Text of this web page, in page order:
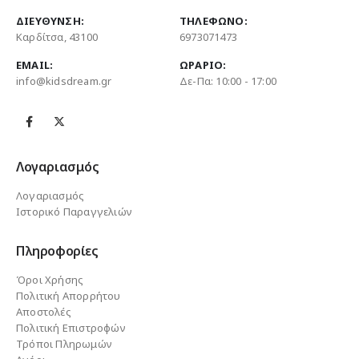
ΔΙΕΎΘΥΝΣΗ:
Καρδίτσα, 43100
ΤΗΛΈΦΩΝΟ:
6973071473
EMAIL:
info@kidsdream.gr
ΩΡΆΡΙΟ:
Δε-Πα: 10:00 - 17:00
Λογαριασμός
Λογαριασμός
Ιστορικό Παραγγελιών
Πληροφορίες
Όροι Χρήσης
Πολιτική Απορρήτου
Αποστολές
Πολιτική Επιστροφών
Τρόποι Πληρωμών